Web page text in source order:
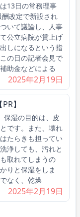
13日の常務理事
改定で新設され
いて議論し、人事
公立病院が賃上げ
しになるという指
の日の記者会見で
助金などによる
2025年2月19日
】
湿の目的は、皮
です。また、壊れ
たらきも担ってい
浄しても、汚れと
取れてしまうの
りと保湿をしま
なく、乾燥
2025年2月19日